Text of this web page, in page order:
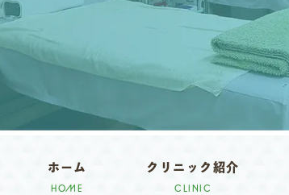
ホーム
HOME
クリニック紹介
CLINIC